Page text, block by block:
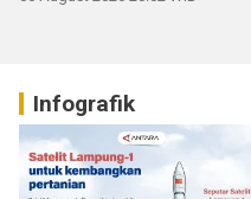
Infografik